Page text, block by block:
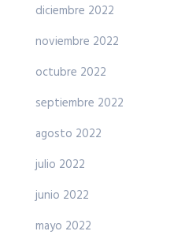
diciembre 2022
noviembre 2022
octubre 2022
septiembre 2022
agosto 2022
julio 2022
junio 2022
mayo 2022